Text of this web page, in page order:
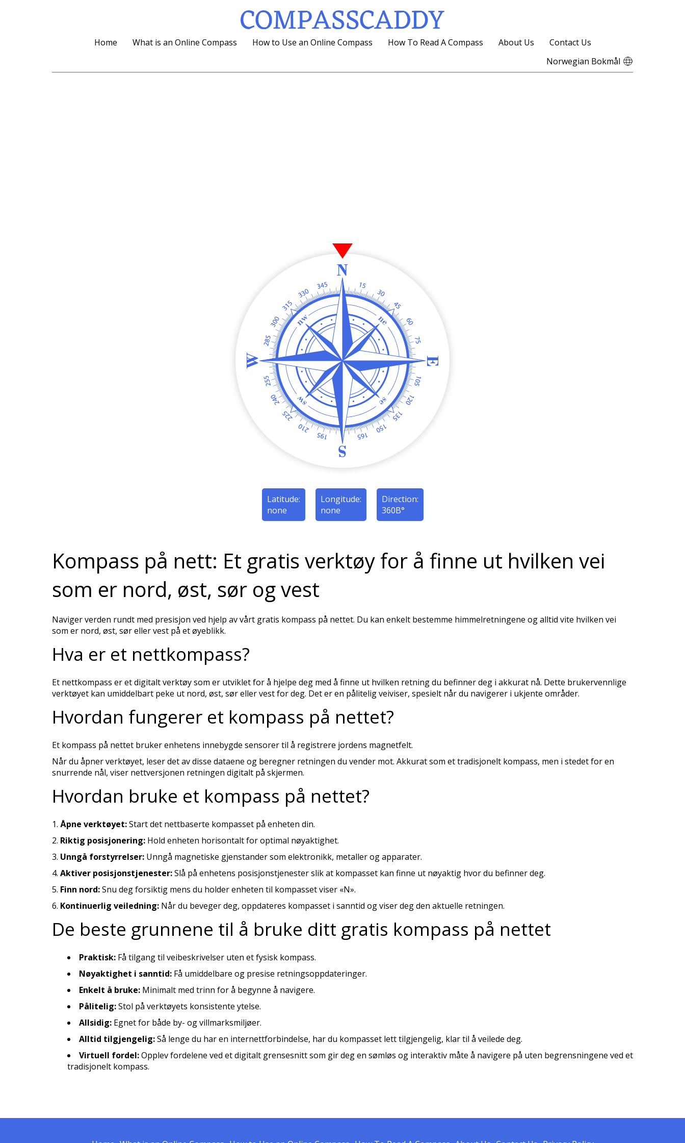
Home What is an Online Compass How to Use an Online Compass How To Read A Compass About Us
Contact Us
Norwegian Bokmål
Latitude:
none
Longitude:
none
Direction:
360В°
Kompass på nett: Et gratis verktøy for å finne ut hvilken vei
som er nord, øst, sør og vest
Naviger verden rundt med presisjon ved hjelp av vårt gratis kompass på nettet. Du kan enkelt bestemme himmelretningene og alltid vite hvilken vei
som er nord, øst, sør eller vest på et øyeblikk.
Hva er et nettkompass?
Et nettkompass er et digitalt verktøy som er utviklet for å hjelpe deg med å finne ut hvilken retning du befinner deg i akkurat nå. Dette brukervennlige
verktøyet kan umiddelbart peke ut nord, øst, sør eller vest for deg. Det er en pålitelig veiviser, spesielt når du navigerer i ukjente områder.
Hvordan fungerer et kompass på nettet?
Et kompass på nettet bruker enhetens innebygde sensorer til å registrere jordens magnetfelt.
Når du åpner verktøyet, leser det av disse dataene og beregner retningen du vender mot. Akkurat som et tradisjonelt kompass, men i stedet for en
snurrende nål, viser nettversjonen retningen digitalt på skjermen.
Hvordan bruke et kompass på nettet?
Åpne verktøyet:Start det nettbaserte kompasset på enheten din.
Riktig posisjonering: Hold enheten horisontalt for optimal nøyaktighet.
Unngå forstyrrelser: Unngå magnetiske gjenstander som elektronikk, metaller og apparater.
Aktiver posisjonstjenester:Slå på enhetens posisjonstjenester slik at kompasset kan finne ut nøyaktig hvor du befinner deg.
Finn nord:Snu deg forsiktig mens du holder enheten til kompasset viser «N».
Kontinuerlig veiledning: Når du beveger deg, oppdateres kompasset i sanntid og viser deg den aktuelle retningen.
De beste grunnene til å bruke ditt gratis kompass på nettet
Praktisk: Få tilgang til veibeskrivelser uten et fysisk kompass.
Nøyaktighet i sanntid: Få umiddelbare og presise retningsoppdateringer.
Enkelt å bruke: Minimalt med trinn for å begynne å navigere.
Pålitelig:Stol på verktøyets konsistente ytelse.
Allsidig: Egnet for både by- og villmarksmiljøer.
Alltid tilgjengelig:Så lenge du har en internettforbindelse, har du kompasset lett tilgjengelig, klar til å veilede deg.
Virtuell fordel:Opplev fordelene ved et digitalt grensesnitt som gir deg en sømløs og interaktiv måte å navigere på uten begrensningene ved et
tradisjonelt kompass.